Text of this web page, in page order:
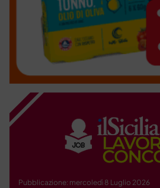
Pubblicazione: mercoledì 8 Luglio 2026